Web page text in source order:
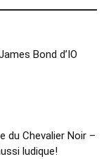
Bond d’IO
du Chevalier Noir –
ludique!